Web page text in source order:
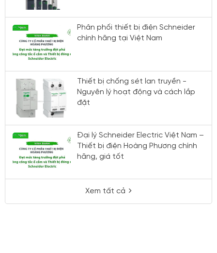
Phân phối thiết bị điện Schneider
chính hãng tại Việt Nam
Thiết bị chống sét lan truyền -
Nguyên lý hoạt động và cách lắp
đặt
Đại lý Schneider Electric Việt Nam –
Thiết bị điện Hoàng Phương chính
hãng, giá tốt
Xem tất cả